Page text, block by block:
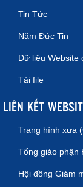
Tin Tức
Năm Đức Tin
Dữ liệu Website
Tải file
LIÊN KẾT
Trang hình xưa
Tổng giáo phận
Hội đồng Giám